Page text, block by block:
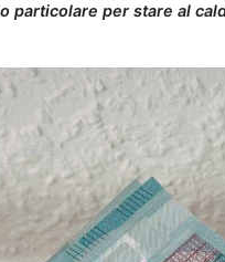
particolare per stare al